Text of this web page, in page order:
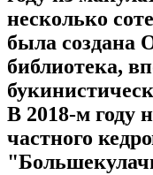
несколько
была создана
библиотека,
В 2018-м году
частного